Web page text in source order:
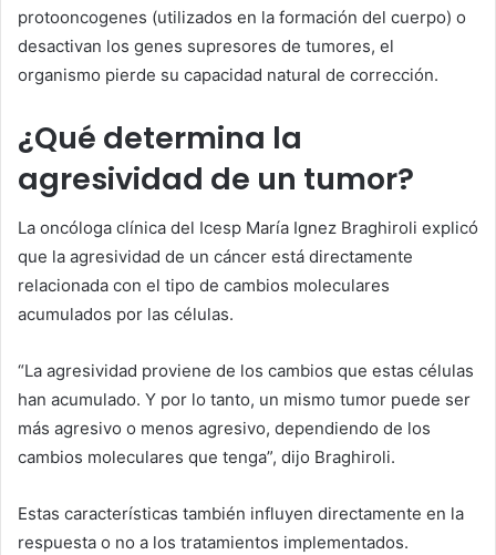
protooncogenes (utilizados en la formación del cuerpo) o
desactivan los genes supresores de tumores, el
organismo pierde su capacidad natural de corrección.
¿Qué determina la
agresividad de un tumor?
La oncóloga clínica del Icesp María Ignez Braghiroli explicó
que la agresividad de un cáncer está directamente
relacionada con el tipo de cambios moleculares
acumulados por las células.
“La agresividad proviene de los cambios que estas células
han acumulado. Y por lo tanto, un mismo tumor puede ser
más agresivo o menos agresivo, dependiendo de los
cambios moleculares que tenga”, dijo Braghiroli.
Estas características también influyen directamente en la
respuesta o no a los tratamientos implementados.